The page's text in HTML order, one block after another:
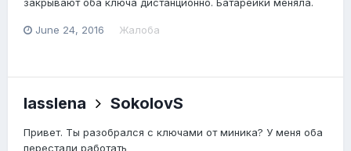
June 24, 2016 Жалоба
lasslena SokolovS
Привет. Ты разобрался с ключами от миника? У меня оба
перестали работать